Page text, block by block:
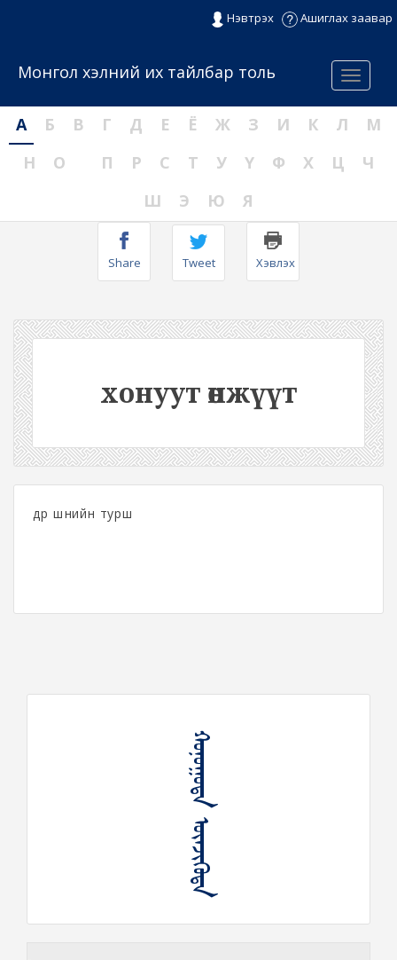
Нэвтрэх Ашиглах заавар
Menu
Монгол хэлний их тайлбар толь
А Б В Г Д Е Ё Ж З И К Л
М
Н
О П Р С Т У Ү Ф Х Ц
Ч
Ш
Э Ю Я
Share Tweet Хэвлэх
хонуут өнжүүт
өдөр шөнийн турш
ᠬᠣᠨᠤᠭᠤᠲᠠ ᠥᠨᠵᠢᠭᠦᠲᠡ